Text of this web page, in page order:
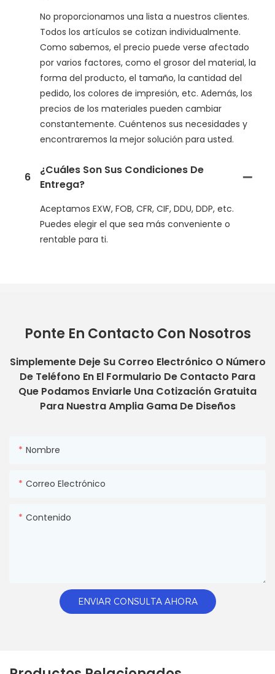
No proporcionamos una lista a nuestros clientes.
Todos los artículos se cotizan individualmente.
Como sabemos, el precio puede verse afectado
por varios factores, como el grosor del material, la
forma del producto, el tamaño, la cantidad del
pedido, los colores de impresión, etc. Además, los
precios de los materiales pueden cambiar
constantemente. Cuéntenos sus necesidades y
encontraremos la mejor solución para usted.
6
¿Cuáles Son Sus Condiciones De
Entrega?
Aceptamos EXW, FOB, CFR, CIF, DDU, DDP, etc.
Puedes elegir el que sea más conveniente o
rentable para ti.
Ponte En Contacto Con Nosotros
Simplemente Deje Su Correo Electrónico O Número
De Teléfono En El Formulario De Contacto Para
Que Podamos Enviarle Una Cotización Gratuita
Para Nuestra Amplia Gama De Diseños
Nombre
Correo Electrónico
Contenido
ENVIAR CONSULTA AHORA